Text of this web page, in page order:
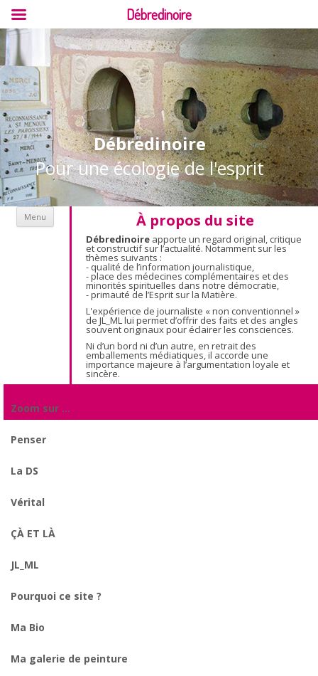
Débredinoire
Pour une écologie de l'esprit
À propos du site
Débredinoire apporte un regard original, critique
et constructif sur l’actualité. Notamment sur les
thèmes suivants :
- qualité de l’information journalistique,
- place des médecines complémentaires et des
minorités spirituelles dans notre démocratie,
- primauté de l’Esprit sur la Matière.
L'expérience de journaliste « non conventionnel »
de JL_ML lui permet d’offrir des faits et des angles
souvent originaux pour éclairer les consciences.
Ni d’un bord ni d’un autre, en retrait des
emballements médiatiques, il accorde une
importance majeure à l’argumentation loyale et
sincère.
Menu Aller au contenu
Zoom sur …
Penser
La DS
Vérital
ÇÀ ET LÀ
JL_ML
Pourquoi ce site ?
Ma Bio
Ma galerie de peinture
Débredinoire